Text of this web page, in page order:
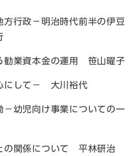
行政－明治時代前半の伊豆
勧業資本金の運用 笹山曜子
にして－ 大川裕代
幼児向け事業についての一
の関係について 平林研治